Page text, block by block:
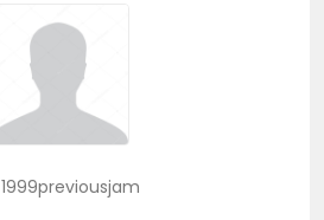
1999previousjam